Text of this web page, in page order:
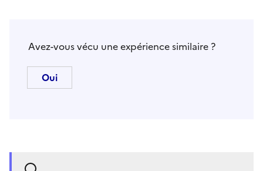
Avez-vous vécu une expérience similaire ?